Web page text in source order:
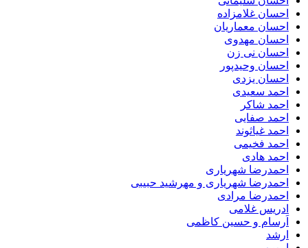
احسان غلامزاده
احسان معماریان
احسان مهدوی
احسان نی زن
احسان وحیدپور
احسان یزدی
احمد سعیدی
احمد شاکر
احمد صفایی
احمد غیاثوند
احمد فخیمی
احمد هادی
احمدرضا شهریاری
احمدرضا شهریاری و مهرشید حبیبی
احمدرضا مرادی
ادریس غلامی
اَرسام و حسین کاظمی
ارشد